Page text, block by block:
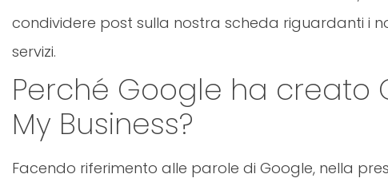
condividere post sulla nostra scheda riguardanti i
servizi.
Perché Google ha creato
My Business?
Facendo riferimento alle parole di Google, nella